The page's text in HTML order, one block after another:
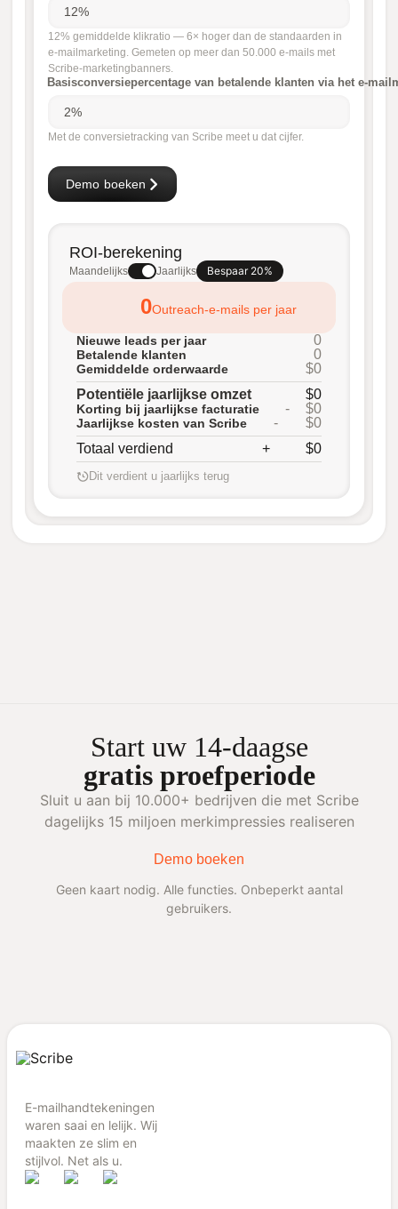
12% gemiddelde klikratio — 6× hoger dan de standaarden in
e-mailmarketing. Gemeten op meer dan 50.000 e-mails met
Scribe-marketingbanners.
Basisconversiepercentage van betalende klanten via het e-
Met de conversietracking van Scribe meet u dat cijfer.
ROI-berekening
Maandelijks Jaarlijks Bespaar 20%
0Outreach-e-mails per jaar
Nieuwe leads per jaar 0
Betalende klanten 0
Gemiddelde orderwaarde
$0
Potentiële jaarlijkse omzet
$0
Korting bij jaarlijkse facturatie - $0
Jaarlijkse kosten van Scribe -
$0
Totaal verdiend
+ $0
Dit verdient u jaarlijks terug
Demo boeken
Start uw 14-daagse
gratis proefperiode
Sluit u aan bij 10.000+ bedrijven die met Scribe
dagelijks 15 miljoen merkimpressies realiseren
Demo boeken
Geen kaart nodig. Alle functies. Onbeperkt aantal
gebruikers.
E-mailhandtekeningen
waren saai en lelijk. Wij
maakten ze slim en
stijlvol. Net als u.